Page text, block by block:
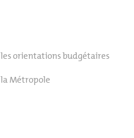
orientations budgétaires
Métropole